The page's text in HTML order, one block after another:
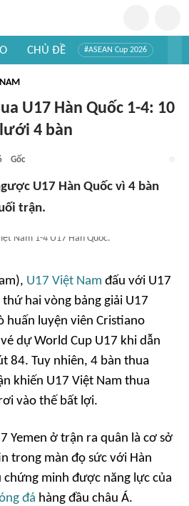
CHỦ ĐỀ #ASEAN Cup 2026
U17 Hàn Quốc 1-4: 10
4 bàn
Gốc
U17 Hàn Quốc vì 4 bàn
trận.
Nam 1-4 U17 Hàn Quốc.
U17 Việt Nam đấu với U17
hai vòng bảng giải U17
huấn luyện viên Cristiano
dự World Cup U17 khi dẫn
84. Tuy nhiên, 4 bàn thua
khiến U17 Việt Nam thua
vào thế bất lợi.
Yemen ở trận ra quân là cơ sở
trong màn đọ sức với Hàn
minh được năng lực của
đá hàng đầu châu Á.